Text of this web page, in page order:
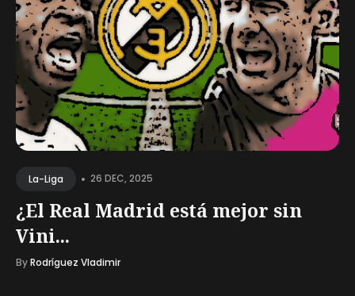
La-Liga • 26 DEC, 2025
¿El Real Madrid está mejor sin
Vini...
ByRodríguez Vladimir